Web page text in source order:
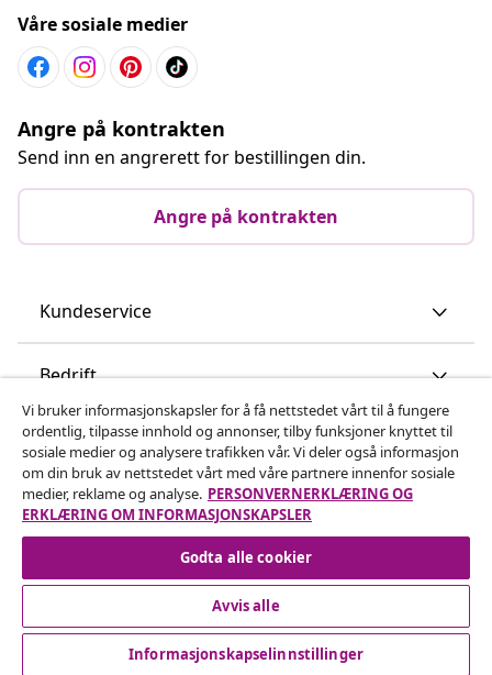
Våre sosiale medier
Angre på kontrakten
Send inn en angrerett for bestillingen din.
Angre på kontrakten
Kundeservice
Bedrift
vidaXL
Oppdag mer
Vi bruker informasjonskapsler for å få nettstedet vårt til å fungere
ordentlig, tilpasse innhold og annonser, tilby funksjoner knyttet til
sosiale medier og analysere trafikken vår. Vi deler også informasjon
om din bruk av nettstedet vårt med våre partnere innenfor sosiale
medier, reklame og analyse. PERSONVERNERKLÆRING OG
ERKLÆRING OM INFORMASJONSKAPSLER
Godta alle cookier
Avvis alle
Informasjonskapselinnstillinger